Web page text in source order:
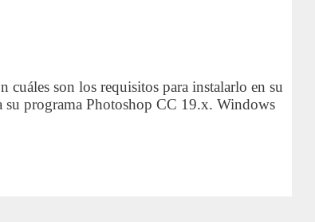
son los requisitos para instalarlo en su
su programa Photoshop CC 19.x. Windows